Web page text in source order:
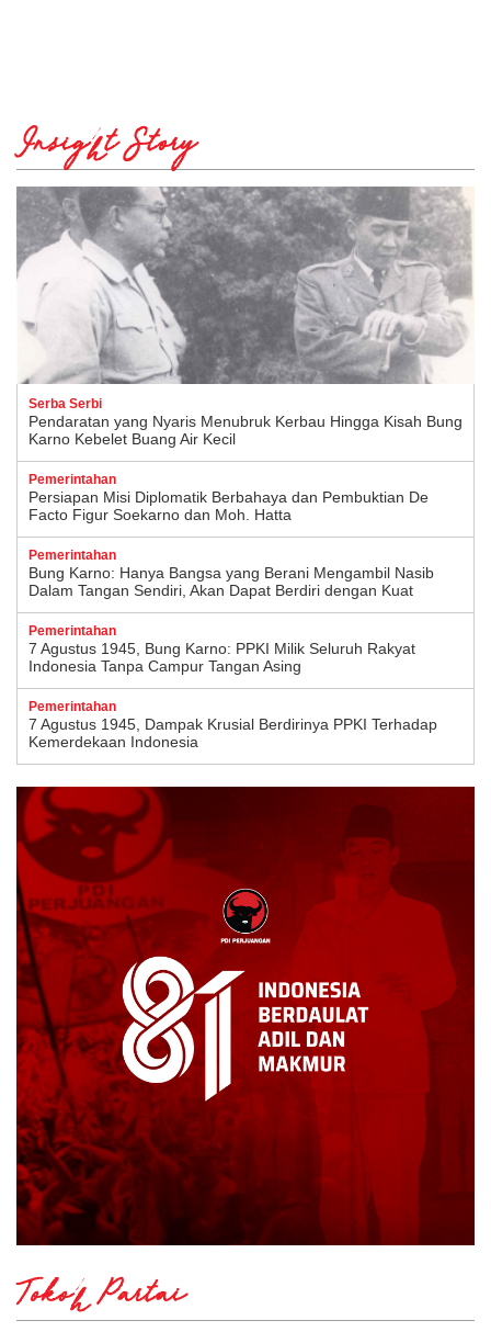
Insight Story
Serba Serbi
Pendaratan yang Nyaris Menubruk Kerbau Hingga Kisah Bung
Karno Kebelet Buang Air Kecil
Pemerintahan
Persiapan Misi Diplomatik Berbahaya dan Pembuktian De
Facto Figur Soekarno dan Moh. Hatta
Pemerintahan
Bung Karno: Hanya Bangsa yang Berani Mengambil Nasib
Dalam Tangan Sendiri, Akan Dapat Berdiri dengan Kuat
Pemerintahan
7 Agustus 1945, Bung Karno: PPKI Milik Seluruh Rakyat
Indonesia Tanpa Campur Tangan Asing
Pemerintahan
7 Agustus 1945, Dampak Krusial Berdirinya PPKI Terhadap
Kemerdekaan Indonesia
Tokoh Partai